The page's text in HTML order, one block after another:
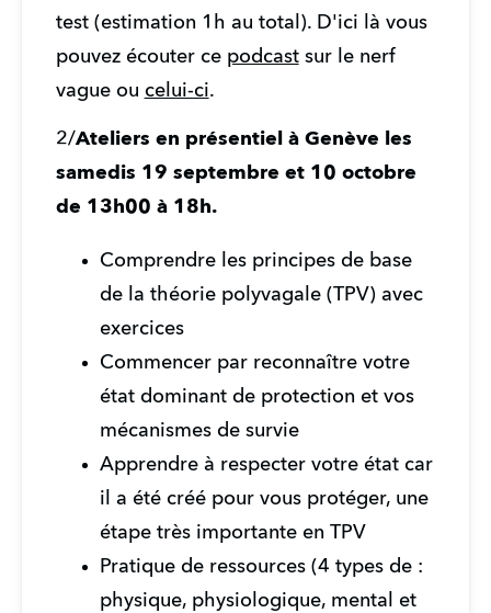
test (estimation 1h au total). D'ici là vous
pouvez écouter ce podcast sur le nerf
vague ou celui-ci.
2/Ateliers en présentiel à Genève les
samedis 19 septembre et 10 octobre
de 13h00 à 18h.
Comprendre les principes de base
de la théorie polyvagale (TPV) avec
exercices
Commencer par reconnaître votre
état dominant de protection et vos
mécanismes de survie
Apprendre à respecter votre état car
il a été créé pour vous protéger, une
étape très importante en TPV
Pratique de ressources (4 types de :
physique, physiologique, mental et